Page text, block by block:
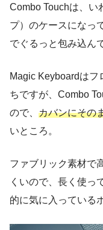
Combo Touchは、い
プ）のケースになっ
でぐるっと包み込ん
Magic Keyboardは
ちですが、Combo
ので、 カバンにその
いところ。
ファブリック素材で
くいので、長く使っ
的に気に入っている